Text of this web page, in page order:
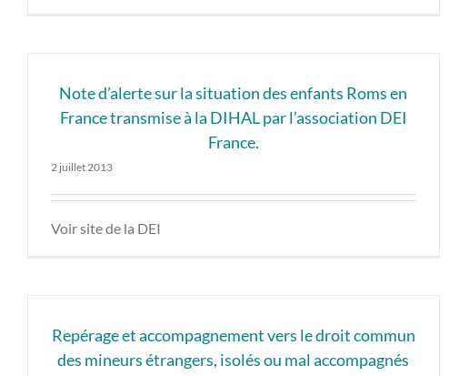
Note d’alerte sur la situation des enfants Roms en
France transmise à la DIHAL par l’association DEI
France.
2 juillet 2013
Voir site de la DEI
Repérage et accompagnement vers le droit commun
des mineurs étrangers, isolés ou mal accompagnés